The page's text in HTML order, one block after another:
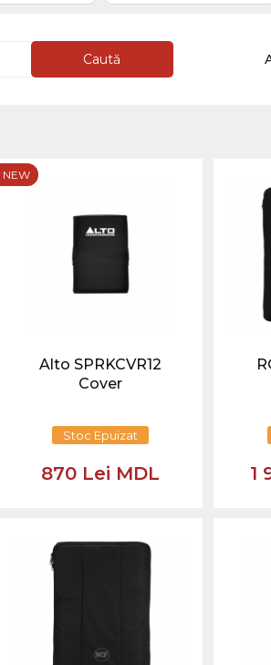
Caută
Alto SPRKCVR12
Cover
Stoc Epuizat
870 Lei MDL
NEW
1